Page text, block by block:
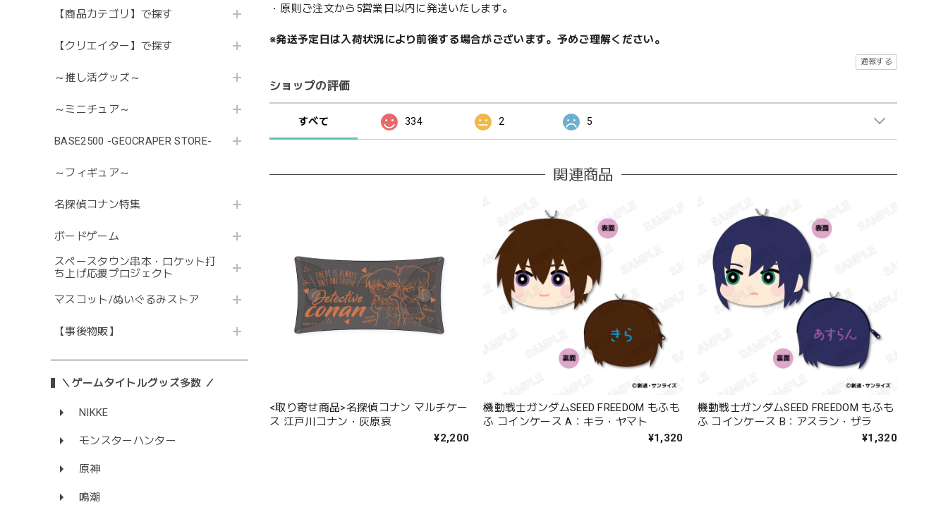
【商品カテゴリ】で探す
【クリエイター】で探す
～推し活グッズ～
～ミニチュア～
BASE2500 -GEOCRAPER STORE-
～フィギュア～
名探偵コナン特集
ボードゲーム
スペースタウン串本・ロケット打
ち上げ応援プロジェクト
マスコット/ぬいぐるみストア
【事後物販】
＼ゲームタイトルグッズ多数 ／
NIKKE
モンスターハンター
原神
鳴潮
・原則ご注文から5営業日以内に発送いたします。
※発送予定日は入荷状況により前後する場合がございます。予めご理解ください。
通報する
ショップの評価
すべて 334 2 5
関連商品
<取り寄せ商品>名探偵コナン マルチケー
ス 江戸川コナン・灰原哀
¥2,200
機動戦士ガンダムSEED FREEDOM もふも
ふ コインケース A：キラ・ヤマト
¥1,320
機動戦士ガンダムSEED FREEDOM もふも
ふ コインケース B：アスラン・ザラ
¥1,320